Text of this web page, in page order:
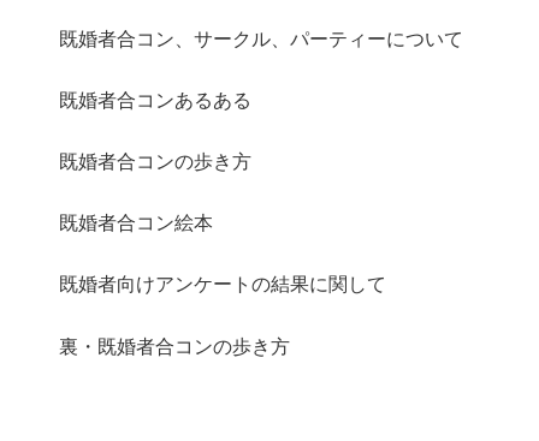
既婚者合コン、サークル、パーティーについて
既婚者合コンあるある
既婚者合コンの歩き方
既婚者合コン絵本
既婚者向けアンケートの結果に関して
裏・既婚者合コンの歩き方